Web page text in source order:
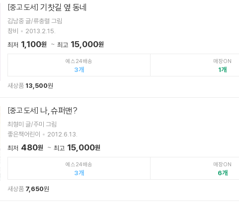
[중고 도서] 기찻길 옆 동네
김남중 글/류충렬 그림
창비
2013.2.15.
최저 1,100원 최고 15,000원
예스24배송
3
매장ON
1
새상품 13,500원
[중고 도서] 나, 슈퍼맨?
최형미 글/주미 그림
좋은책어린이
2012.6.13.
최저 480원 최고 15,000원
예스24배송
3
매장ON
6
새상품 7,650원